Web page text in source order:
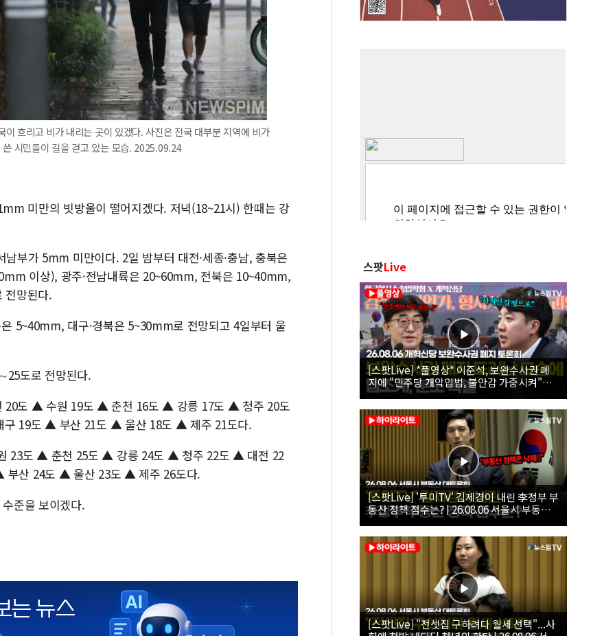
흐리고 비가 내리는 곳이 있겠다. 사진은 전국 대부분 지역에 비가
시민들이 길을 걷고 있는 모습. 2025.09.24
미만의 빗방울이 떨어지겠다. 저녁(18~21시) 한때는 강
부가 5mm 미만이다. 2일 밤부터 대전·세종·충남, 충북은
이상), 광주·전남내륙은 20~60mm, 전북은 10~40mm,
망된다.
5~40mm, 대구·경북은 5~30mm로 전망되고 4일부터 울
도로 전망된다.
20도 ▲ 수원 19도 ▲ 춘천 16도 ▲ 강릉 17도 ▲ 청주 20도
19도 ▲ 부산 21도 ▲ 울산 18도 ▲ 제주 21도다.
23도 ▲ 춘천 25도 ▲ 강릉 24도 ▲ 청주 22도 ▲ 대전 22
산 24도 ▲ 울산 23도 ▲ 제주 26도다.
준을 보이겠다.
스팟Live
[스팟Live] *풀영상* 이준석, 보완수사권 폐
지에 "민주당 개악입법, 불안감 가중시켜"｜
26.08.06 개혁신당 보완수사권 폐지 토론회
[스팟Live] '투미TV' 김제경이 내린 李정부 부
동산 정책 점수는? | 26.08.06 서울시 부동산
대토론회
[스팟Live] "전셋집 구하려다 월세 선택"...사